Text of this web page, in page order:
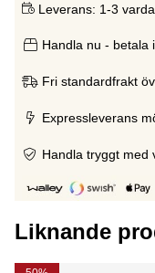
Leverans: 1-3
Handla nu - betala
Fri standardfrakt
Expressleverans
Handla tryggt med
Liknande